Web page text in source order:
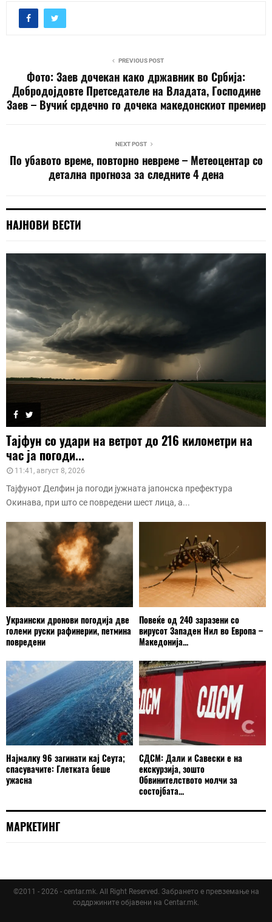
PREVIOUS POST
Фото: Заев дочекан како државник во Србија:
Добрoдојдовте Претседателе на Владата, Господине
Заев – Вучиќ срдечно го дочека македонскиот премиер
NEXT POST
По убавото време, повторно невреме – Метеоцентар со
детална прогноза за следните 4 дена
НАЈНОВИ ВЕСТИ
Тајфун со удари на ветрот до 216 километри на
час ја погоди...
11:41, август 8, 2026
Тајфунот Делфин ја погоди јужната јапонска префектура
Окинава, при што се повредени шест лица, а...
Украински дронови погодија две
големи руски рафинерии, петмина
повредени
Повеќе од 240 заразени со
вирусот Западен Нил во Европа –
Македонија...
Најмалку 96 загинати кај Сеута;
спасувачите: Глетката беше
ужасна
СДСМ: Дали и Савески е на
екскурзија, зошто
Обвинителството молчи за
состојбата...
МАРКЕТИНГ
©2011 - 2026 - centar.mk. All Right Reserved. Забрането е превземање на
соддржините објавени на Centar.mk.